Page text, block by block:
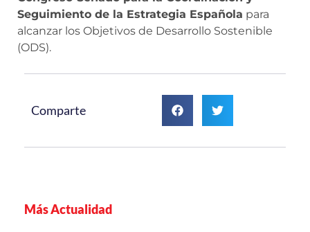
Seguimiento de la Estrategia Española para
alcanzar los Objetivos de Desarrollo Sostenible
(ODS).
Comparte
Más Actualidad